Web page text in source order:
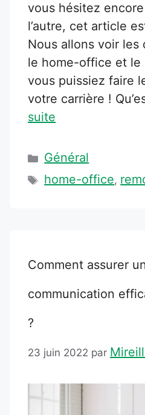
vous hésitez encore
l’autre, cet article
Nous allons voir
le home-office et le
vous puissiez faire
votre carrière !
suite
Catégories
Général
Étiquettes
home-office,
Comment assurer
communication
?
23 juin 2022 par